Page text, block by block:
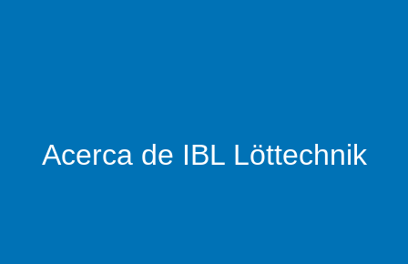
Acerca de IBL Löttechnik